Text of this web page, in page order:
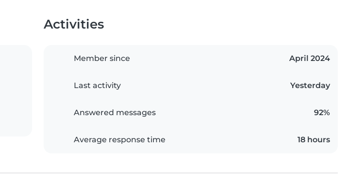
Activities
Member since April 2024
Last activity Yesterday
Answered messages 92%
Average response time 18 hours